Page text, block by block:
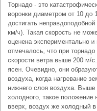
Торнадо - это
воронки диаметром от 10 до
достигать
км/ч). Такая скорость не
оценена экспериментально
отмечалось, что при
скорости ветра выше 200 м/
ясен. Очевидно, они
воздуха, когда нагревание
нижнего слоя воздуха. Выше
холодного, такое положение
вверх, воздух же холодный в